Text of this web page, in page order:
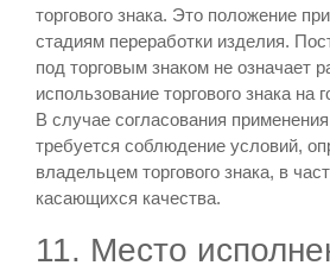
торгового знака. Это положение
стадиям переработки изделия.
под торговым знаком не означает
использование торгового знака на
В случае согласования применения
требуется соблюдение условий,
владельцем торгового знака, в
касающихся качества.
11. Место